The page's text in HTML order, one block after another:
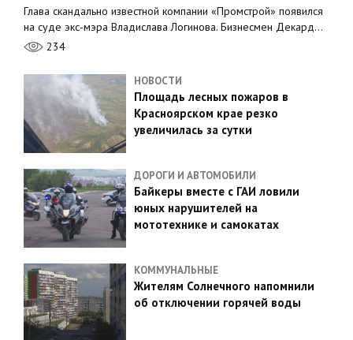
Глава скандально известной компании «Промстрой» появился
на суде экс-мэра Владислава Логинова. Бизнесмен Декард…
234
НОВОСТИ
Площадь лесных пожаров в
Красноярском крае резко
увеличилась за сутки
ДОРОГИ И АВТОМОБИЛИ
Байкеры вместе с ГАИ ловили
юных нарушителей на
мототехнике и самокатах
КОММУНАЛЬНЫЕ
Жителям Солнечного напомнили
об отключении горячей воды